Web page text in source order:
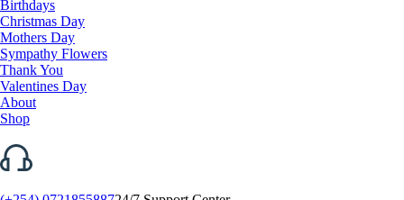
Birthdays
Christmas Day
Mothers Day
Sympathy Flowers
Thank You
Valentines Day
About
Shop